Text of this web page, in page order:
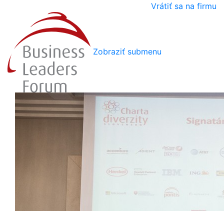
Vrátiť sa na firmu
Zobraziť submenu